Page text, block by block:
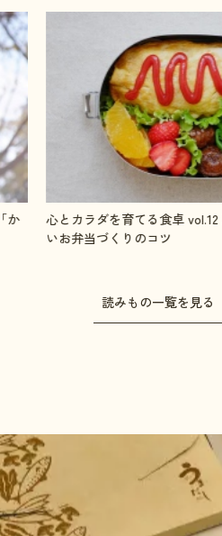
く
心とカラダを育てる食卓
には「鉄」を摂ろう
読みもの一覧を見る